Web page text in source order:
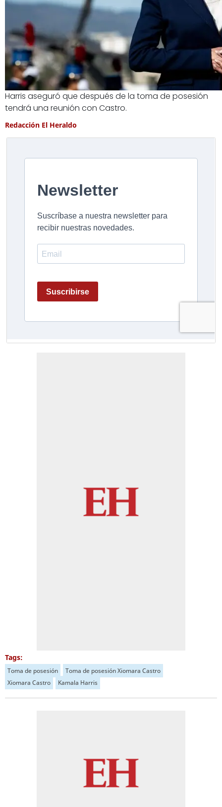
Harris aseguró que después de la toma de posesión
tendrá una reunión con Castro.
Redacción El Heraldo
Tags:
Toma de posesión
Toma de posesión Xiomara Castro
Xiomara Castro
Kamala Harris